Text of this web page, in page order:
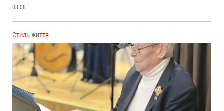
08.08
Cтиль життя